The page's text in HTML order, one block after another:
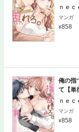
ｎｅｃ
マンガ
858
俺の指
て【単
ｎｅｃ
マンガ
858